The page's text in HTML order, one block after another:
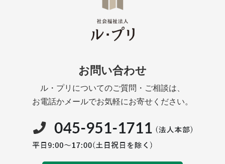
お問い合わせ
ル・プリについてのご質問・ご相談は、
お電話かメールでお気軽にお寄せください。